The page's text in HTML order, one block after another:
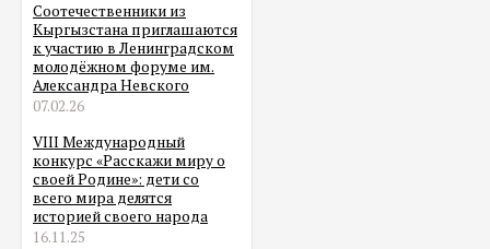
Соотечественники из
Кыргызстана приглашаются
к участию в Ленинградском
молодёжном форуме им.
Александра Невского
07.02.26
VIII Международный
конкурс «Расскажи миру о
своей Родине»: дети со
всего мира делятся
историей своего народа
16.11.25